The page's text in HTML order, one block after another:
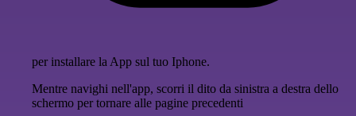
per installare la App sul tuo Iphone.
Mentre navighi nell'app, scorri il dito da sinistra a destra dello
schermo per tornare alle pagine precedenti